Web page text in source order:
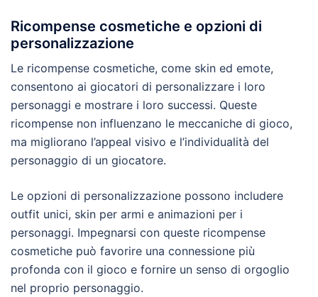
Ricompense cosmetiche e opzioni di
personalizzazione
Le ricompense cosmetiche, come skin ed emote,
consentono ai giocatori di personalizzare i loro
personaggi e mostrare i loro successi. Queste
ricompense non influenzano le meccaniche di gioco,
ma migliorano l’appeal visivo e l’individualità del
personaggio di un giocatore.
Le opzioni di personalizzazione possono includere
outfit unici, skin per armi e animazioni per i
personaggi. Impegnarsi con queste ricompense
cosmetiche può favorire una connessione più
profonda con il gioco e fornire un senso di orgoglio
nel proprio personaggio.